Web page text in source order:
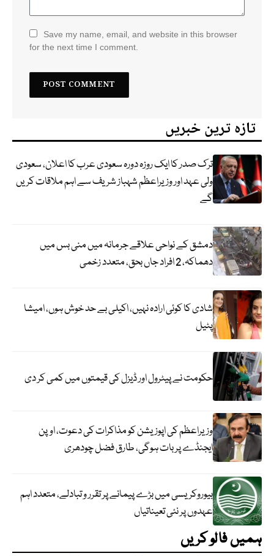
Save my name, email, and website in this browser
for the next time I comment.
تازہ ترین خبریں
ترک صدر کا ایک روزہ دورہ سعودی عرب کا اعلان، سعودی
ولی عہد اور وزیراعظم شہباز شریف سے اہم ملاقات کریں
گے
دمشق کے نواحی علاقے جرمانہ میں منی بس میں
دھماکہ، 2 افراد جاں بحق، متعدد زخمی
شادی کا کوئی ارادہ نہیں، اکیلی بے حد خوش ہوں، امیشا
پٹیل
حکومت نے پیٹرول اور ڈیزل کی قیمتوں میں کمی کر دی
وزیراعظم کی اپوزیشن کو مذاکرات کی دعوت، اوپن
ایجنڈے پر بات ہوگی، طارق فضل چودھری
بیوروکریسی میں بڑے پیمانے پر تقرر و تبادلے، متعدد اہم
عہدوں پر نئی تعیناتیاں
ہمیں فالو کریں